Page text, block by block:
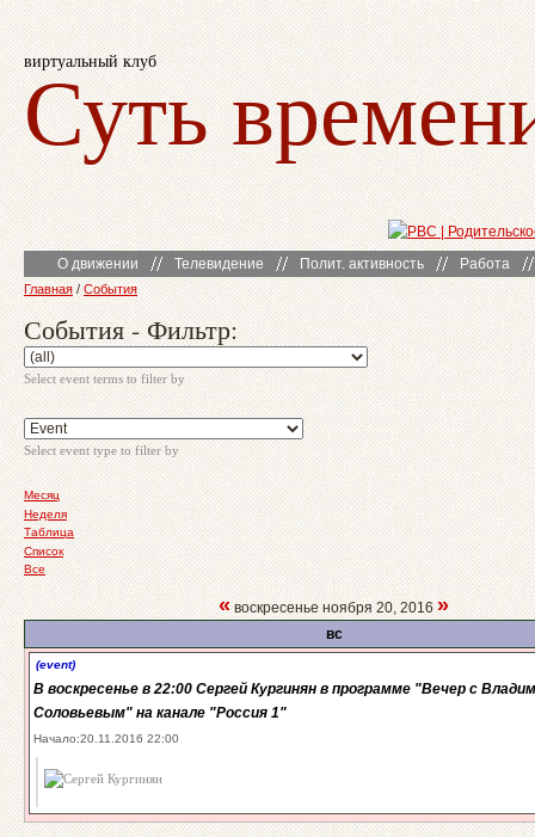
виртуальный клуб
Суть
О движении Телевидение Полит. активность Работа
Главная / События
События - Фильтр:
Select event terms to filter by
Select event type to filter by
Месяц
Неделя
Таблица
Список
Все
« воскресенье ноября 20, 2016 »
вс
(event)
В воскресенье в 22:00 Сергей Кургинян в программе "Вечер с
Соловьевым" на канале "Россия 1"
Начало:20.11.2016 22:00